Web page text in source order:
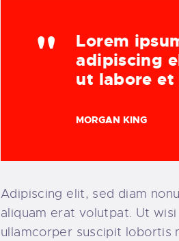
Lorem
adipiscing
ut labore
MORGAN KING
Adipiscing elit, sed diam
aliquam erat volutpat. Ut
ullamcorper suscipit lobortis